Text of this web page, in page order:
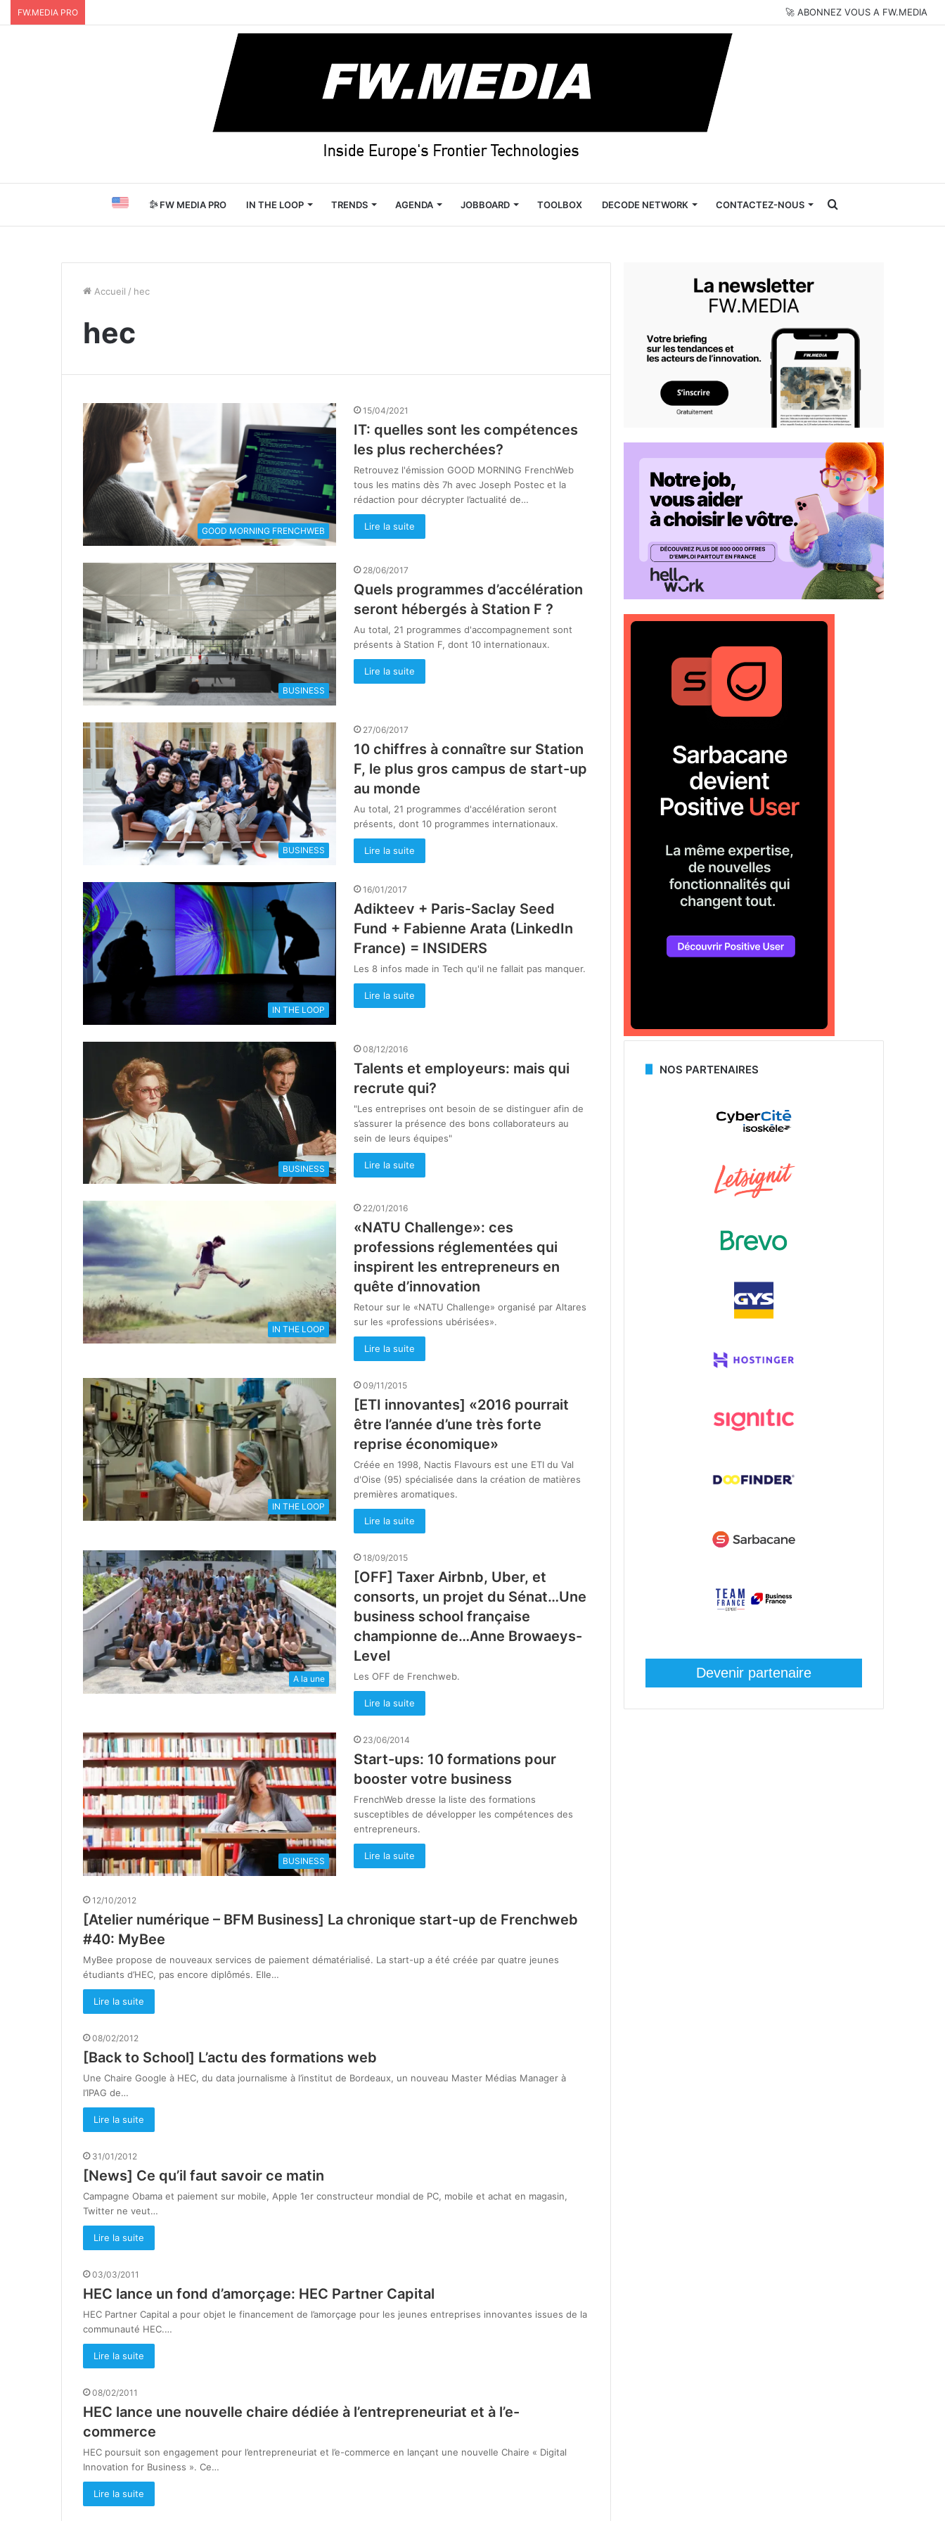
FW.MEDIA PRO 🚀 ABONNEZ VOUS A FW.MEDIA
FW MEDIA PRO IN THE LOOP TRENDS AGENDA JOBBOARD TOOLBOX DECODE NETWORK CONTACTEZ-NOUS Rechercher
Accueil / hec
hec
GOOD MORNING FRENCHWEB
15/04/2021
IT: quelles sont les compétences
les plus recherchées?
Retrouvez l'émission GOOD MORNING FrenchWeb
tous les matins dès 7h avec Joseph Postec et la
rédaction pour décrypter l’actualité de…
Lire la suite
BUSINESS
28/06/2017
Quels programmes d’accélération
seront hébergés à Station F ?
Au total, 21 programmes d'accompagnement sont
présents à Station F, dont 10 internationaux.
Lire la suite
BUSINESS
27/06/2017
10 chiffres à connaître sur Station
F, le plus gros campus de start-up
au monde
Au total, 21 programmes d'accélération seront
présents, dont 10 programmes internationaux.
Lire la suite
IN THE LOOP
16/01/2017
Adikteev + Paris-Saclay Seed
Fund + Fabienne Arata (LinkedIn
France) = INSIDERS
Les 8 infos made in Tech qu'il ne fallait pas manquer.
Lire la suite
BUSINESS
08/12/2016
Talents et employeurs: mais qui
recrute qui?
"Les entreprises ont besoin de se distinguer afin de
s’assurer la présence des bons collaborateurs au
sein de leurs équipes"
Lire la suite
IN THE LOOP
22/01/2016
«NATU Challenge»: ces
professions réglementées qui
inspirent les entrepreneurs en
quête d’innovation
Retour sur le «NATU Challenge» organisé par Altares
sur les «professions ubérisées».
Lire la suite
IN THE LOOP
09/11/2015
[ETI innovantes] «2016 pourrait
être l’année d’une très forte
reprise économique»
Créée en 1998, Nactis Flavours est une ETI du Val
d'Oise (95) spécialisée dans la création de matières
premières aromatiques.
Lire la suite
A la une
18/09/2015
[OFF] Taxer Airbnb, Uber, et
consorts, un projet du Sénat…Une
business school française
championne de…Anne Browaeys-
Level
Les OFF de Frenchweb.
Lire la suite
BUSINESS
23/06/2014
Start-ups: 10 formations pour
booster votre business
FrenchWeb dresse la liste des formations
susceptibles de développer les compétences des
entrepreneurs.
Lire la suite
12/10/2012
[Atelier numérique – BFM Business] La chronique start-up de Frenchweb
#40: MyBee
MyBee propose de nouveaux services de paiement dématérialisé. La start-up a été créée par quatre jeunes
étudiants d’HEC, pas encore diplômés. Elle…
Lire la suite
08/02/2012
[Back to School] L’actu des formations web
Une Chaire Google à HEC, du data journalisme à l’institut de Bordeaux, un nouveau Master Médias Manager à
l’IPAG de…
Lire la suite
31/01/2012
[News] Ce qu’il faut savoir ce matin
Campagne Obama et paiement sur mobile, Apple 1er constructeur mondial de PC, mobile et achat en magasin,
Twitter ne veut…
Lire la suite
03/03/2011
HEC lance un fond d’amorçage: HEC Partner Capital
HEC Partner Capital a pour objet le financement de l’amorçage pour les jeunes entreprises innovantes issues de la
communauté HEC.…
Lire la suite
08/02/2011
HEC lance une nouvelle chaire dédiée à l’entrepreneuriat et à l’e-
commerce
HEC poursuit son engagement pour l’entrepreneuriat et l’e-commerce en lançant une nouvelle Chaire « Digital
Innovation for Business ». Ce…
Lire la suite
NOS PARTENAIRES
Devenir partenaire